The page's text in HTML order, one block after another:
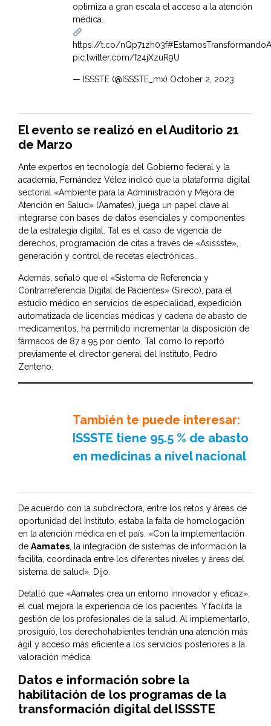
optimiza a gran escala el acceso a la atención
médica.
https://t.co/nQp71zh03f
pic.twitter.com/f24jXzuR9U
— ISSSTE (@ISSSTE_mx) October 2, 2023
El evento se realizó en elAuditorio 21
de Marzo
Ante expertos en tecnología del Gobierno federal y la
academia, Fernández Vélez indicó que la plataforma digital
sectorial «Ambiente para la Administración y Mejora de
Atención en Salud» (Aamates), juega un papel clave al
integrarse con bases de datos esenciales y componentes
de la estrategia digital. Tal es el caso de vigencia de
derechos, programación de citas a través de «Asissste»,
generación y control de recetas electrónicas.
Además, señaló que el «Sistema de Referencia y
Contrarreferencia Digital de Pacientes» (Sireco), para el
estudio médico en servicios de especialidad, expedición
automatizada de licencias médicas y cadena de abasto de
medicamentos, ha permitido incrementar la disposición de
fármacos de 87 a 95 por ciento. Tal como lo reportó
previamente el director general del Instituto, Pedro
Zenteno.
También te puede interesar:
ISSSTE tiene 95.5 % de abasto
en medicinas a nivel nacional
De acuerdo con la subdirectora, entre los retos y áreas de
oportunidad del Instituto, estaba la falta de homologación
en la atención médica en el país. «Con la implementación
de Aamates, la integración de sistemas de información la
facilita, coordinada entre los diferentes niveles y áreas del
sistema de salud». Dijo.
Detalló que «Aamates crea un entorno innovador y eficaz»,
el cual mejora la experiencia de los pacientes. Y facilita la
gestión de los profesionales de la salud. Al implementarlo,
prosiguió, los derechohabientes tendrán una atención más
ágil y acceso más eficiente a los servicios posteriores a la
valoración médica.
Datos e información sobre la
habilitación de los programas de la
transformación digital del ISSSTE